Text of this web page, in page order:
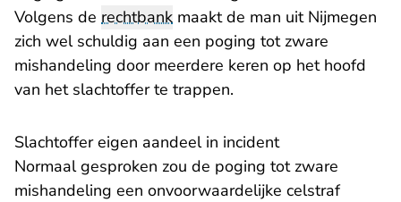
Volgens de rechtbank maakt de man uit Nijmegen
zich wel schuldig aan een poging tot zware
mishandeling door meerdere keren op het hoofd
van het slachtoffer te trappen.
Slachtoffer eigen aandeel in incident
Normaal gesproken zou de poging tot zware
mishandeling een onvoorwaardelijke celstraf